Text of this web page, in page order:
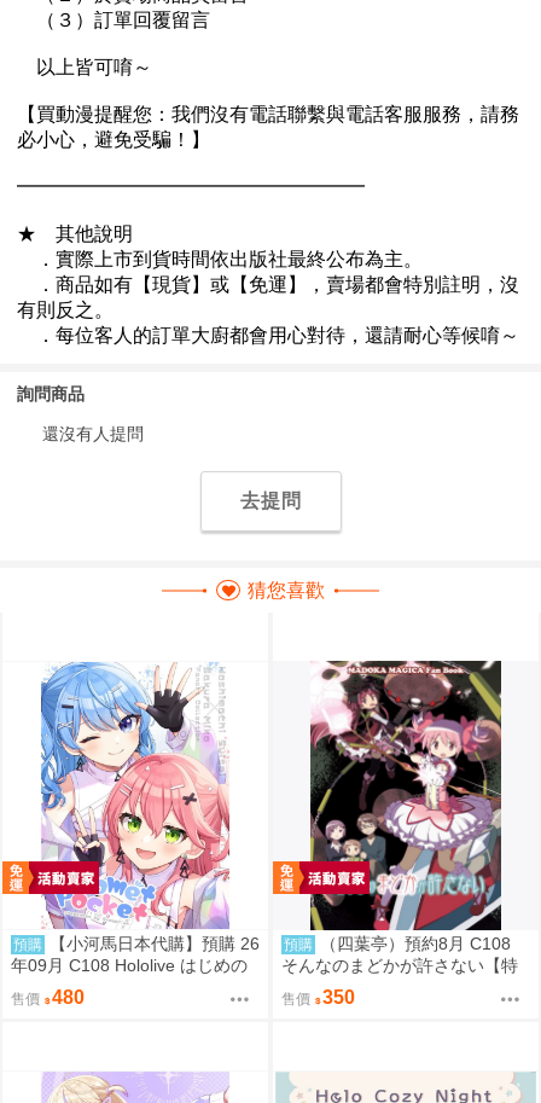
詢問商品
還沒有人提問
去提問
猜您喜歡
預購
【小河馬日本代購】預購 26
年09月 C108 Hololive はじめの
一歩め! 繪師:阿古わざき
售價 480
預購
（四葉亭）預約8月 C108
そんなのまどかが許さない【特
典付】 ゲッチュんち
售價 350